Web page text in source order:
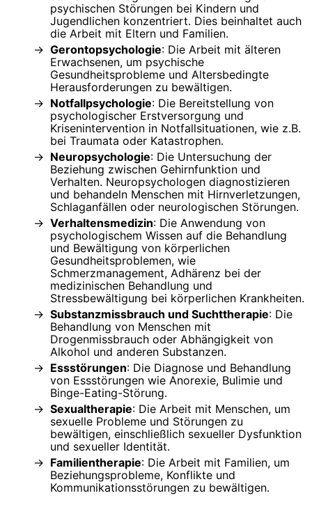
psychischen Störungen bei Kindern und
Jugendlichen konzentriert. Dies beinhaltet auch
die Arbeit mit Eltern und Familien.
Gerontopsychologie: Die Arbeit mit älteren
Erwachsenen, um psychische
Gesundheitsprobleme und Altersbedingte
Herausforderungen zu bewältigen.
Notfallpsychologie: Die Bereitstellung von
psychologischer Erstversorgung und
Krisenintervention in Notfallsituationen, wie z.B.
bei Traumata oder Katastrophen.
Neuropsychologie: Die Untersuchung der
Beziehung zwischen Gehirnfunktion und
Verhalten. Neuropsychologen diagnostizieren
und behandeln Menschen mit Hirnverletzungen,
Schlaganfällen oder neurologischen Störungen.
Verhaltensmedizin: Die Anwendung von
psychologischem Wissen auf die Behandlung
und Bewältigung von körperlichen
Gesundheitsproblemen, wie
Schmerzmanagement, Adhärenz bei der
medizinischen Behandlung und
Stressbewältigung bei körperlichen Krankheiten.
Substanzmissbrauch und Suchttherapie: Die
Behandlung von Menschen mit
Drogenmissbrauch oder Abhängigkeit von
Alkohol und anderen Substanzen.
Essstörungen: Die Diagnose und Behandlung
von Essstörungen wie Anorexie, Bulimie und
Binge-Eating-Störung.
Sexualtherapie: Die Arbeit mit Menschen, um
sexuelle Probleme und Störungen zu
bewältigen, einschließlich sexueller Dysfunktion
und sexueller Identität.
Familientherapie: Die Arbeit mit Familien, um
Beziehungsprobleme, Konflikte und
Kommunikationsstörungen zu bewältigen.